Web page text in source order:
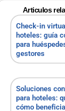
Articulos
Check-in
hoteles: guía
para
gestores
Soluciones
para hoteles:
cómo